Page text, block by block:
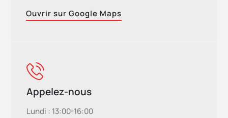
Ouvrir sur Google Maps
Appelez-nous
Lundi : 13:00-16:00